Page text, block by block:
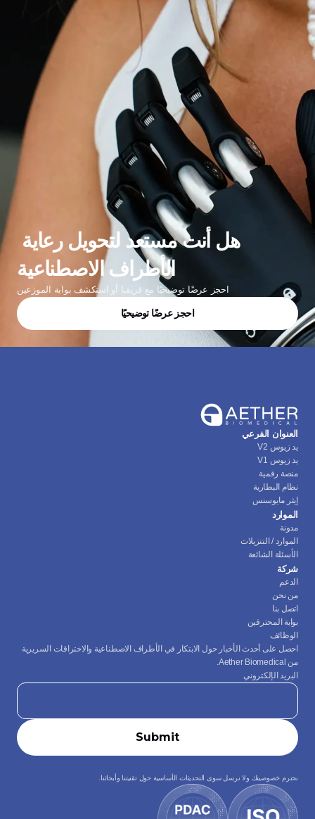
الأطراف الاصطناعية
احجز عرضًا توضيحيًا مع فريقنا أو استكشف بوابة الموزعين
احجز عرضًا توضيحيًا
العنوان الفرعي
يد زيوس V2
يد زيوس V1
منصة رقمية
نظام البطارية
إيثر مايوسنس
الموارد
مدونة
الموارد / التنزيلات
الأسئلة الشائعة
شركة
الدعم
من نحن
اتصل بنا
بوابة المحترفين
الوظائف
من Aether Biomedical.
البريد الإلكتروني
نحترم خصوصيتك ولا نرسل سوى التحديثات الأساسية حول تقنيتنا وأبحاثنا.